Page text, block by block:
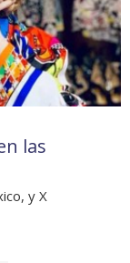
las
y X